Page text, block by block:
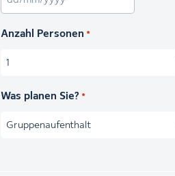
TT Schrägstrich MM Schrägstrich JJJJ
Anzahl Personen *
Was planen Sie? *